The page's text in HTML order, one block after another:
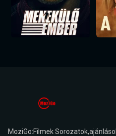
MoziGo:Filmek